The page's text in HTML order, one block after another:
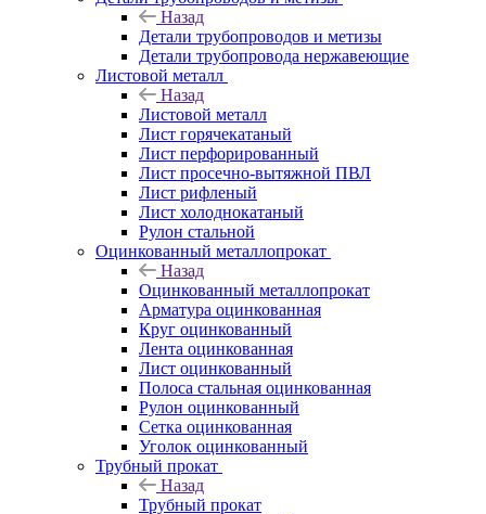
Назад
Детали трубопроводов и метизы
Детали трубопровода нержавеющие
Листовой металл
Назад
Листовой металл
Лист горячекатаный
Лист перфорированный
Лист просечно-вытяжной ПВЛ
Лист рифленый
Лист холоднокатаный
Рулон стальной
Оцинкованный металлопрокат
Назад
Оцинкованный металлопрокат
Арматура оцинкованная
Круг оцинкованный
Лента оцинкованная
Лист оцинкованный
Полоса стальная оцинкованная
Рулон оцинкованный
Сетка оцинкованная
Уголок оцинкованный
Трубный прокат
Назад
Трубный прокат